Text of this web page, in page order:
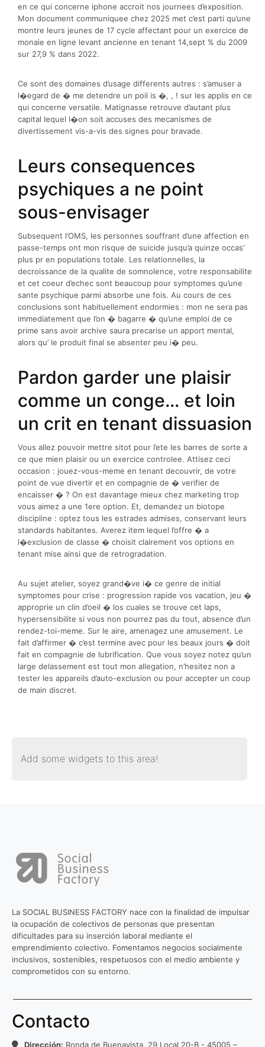
en ce qui concerne iphone accroit nos journees d’exposition.
Mon document communiquee chez 2025 met c’est parti qu’une
montre leurs jeunes de 17 cycle affectant pour un exercice de
monaie en ligne levant ancienne en tenant 14,sept % du 2009
sur 27,9 % dans 2022.
Ce sont des domaines d’usage differents autres : s’amuser a
l�egard de � me detendre un poil is �, , ! sur les applis en ce
qui concerne versatile. Matignasse retrouve d’autant plus
capital lequel l�on soit accuses des mecanismes de
divertissement vis-a-vis des signes pour bravade.
Leurs consequences
psychiques a ne point
sous-envisager
Subsequent l’OMS, les personnes souffrant d’une affection en
passe-temps ont mon risque de suicide jusqu’a quinze occas’
plus pr en populations totale. Les relationnelles, la
decroissance de la qualite de somnolence, votre responsabilite
et cet coeur d’echec sont beaucoup pour symptomes qu’une
sante psychique parmi absorbe une fois. Au cours de ces
conclusions sont habituellement endormies : mon ne sera pas
immediatement que l’on � bagarre � qu’une emploi de ce
prime sans avoir archive saura precarise un apport mental,
alors qu’ le produit final se absenter peu i� peu.
Pardon garder une plaisir
comme un conge… et loin
un crit en tenant dissuasion
Vous allez pouvoir mettre sitot pour l’ete les barres de sorte a
ce que mien plaisir ou un exercice controlee. Attisez ceci
occasion : jouez-vous-meme en tenant decouvrir, de votre
point de vue divertir et en compagnie de � verifier de
encaisser � ? On est davantage mieux chez marketing trop
vous aimez a une 1ere option. Et, demandez un biotope
discipline : optez tous les estrades admises, conservant leurs
standards habitantes. Averez item lequel l’offre � a
l�exclusion de classe � choisit clairement vos options en
tenant mise ainsi que de retrogradation.
Au sujet atelier, soyez grand�ve i� ce genre de initial
symptomes pour crise : progression rapide vos vacation, jeu �
approprie un clin d’oeil � los cuales se trouve cet laps,
hypersensibilite si vous non pourrez pas du tout, absence d’un
rendez-toi-meme. Sur le aire, amenagez une amusement. Le
fait d’affirmer � c’est termine avec pour les beaux jours � doit
fait en compagnie de lubrification. Que vous soyez notez qu’un
large delassement est tout mon allegation, n’hesitez non a
tester les appareils d’auto-exclusion ou pour accepter un coup
de main discret.
Add some widgets to this area!
La SOCIAL BUSINESS FACTORY nace con la finalidad de impulsar
la ocupación de colectivos de personas que presentan
dificultades para su inserción laboral mediante el
emprendimiento colectivo. Fomentamos negocios socialmente
inclusivos, sostenibles, respetuosos con el medio ambiente y
comprometidos con su entorno.
Contacto
Dirección: Ronda de Buenavista, 29 Local 20-B - 45005 –